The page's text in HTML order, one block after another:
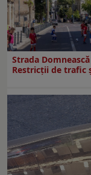
Strada
Restricţii de trafic